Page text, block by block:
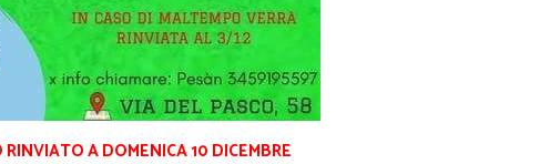
A DOMENICA 10 DICEMBRE